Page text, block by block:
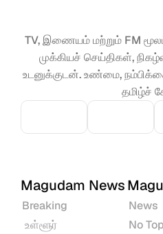
TV, இணையம் மற்றும் FM
முக்கியச் செய்திகள்,
உடனுக்குடன். உண்மை,
தமிழ்ச்
Magudam News
Breaking
உள்ளூர்
News
No